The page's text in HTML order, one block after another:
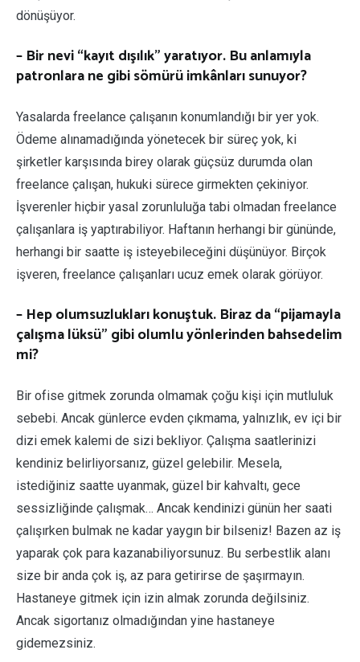
dönüşüyor.
– Bir nevi “kayıt dışılık” yaratıyor. Bu anlamıyla
patronlara ne gibi sömürü imkânları sunuyor?
Yasalarda freelance çalışanın konumlandığı bir yer yok.
Ödeme alınamadığında yönetecek bir süreç yok, ki
şirketler karşısında birey olarak güçsüz durumda olan
freelance çalışan, hukuki sürece girmekten çekiniyor.
İşverenler hiçbir yasal zorunluluğa tabi olmadan freelance
çalışanlara iş yaptırabiliyor. Haftanın herhangi bir gününde,
herhangi bir saatte iş isteyebileceğini düşünüyor. Birçok
işveren, freelance çalışanları ucuz emek olarak görüyor.
– Hep olumsuzlukları konuştuk. Biraz da “pijamayla
çalışma lüksü” gibi olumlu yönlerinden bahsedelim
mi?
Bir ofise gitmek zorunda olmamak çoğu kişi için mutluluk
sebebi. Ancak günlerce evden çıkmama, yalnızlık, ev içi bir
dizi emek kalemi de sizi bekliyor. Çalışma saatlerinizi
kendiniz belirliyorsanız, güzel gelebilir. Mesela,
istediğiniz saatte uyanmak, güzel bir kahvaltı, gece
sessizliğinde çalışmak… Ancak kendinizi günün her saati
çalışırken bulmak ne kadar yaygın bir bilseniz! Bazen az iş
yaparak çok para kazanabiliyorsunuz. Bu serbestlik alanı
size bir anda çok iş, az para getirirse de şaşırmayın.
Hastaneye gitmek için izin almak zorunda değilsiniz.
Ancak sigortanız olmadığından yine hastaneye
gidemezsiniz.